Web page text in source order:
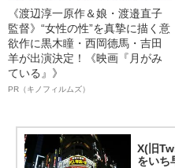
《渡辺淳一原作＆娘・渡邉直子
監督》“女性の性”を真摯に描く意
欲作に黒木瞳・西岡德馬・吉田
羊が出演決定！《映画『月がみ
ている』》
PR（キノフィルムズ）
X(旧
をいち